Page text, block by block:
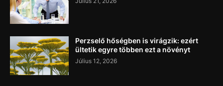
Perzselő hőségben is virágzik: ezért
ültetik egyre többen ezt a növényt
Július 12, 2026